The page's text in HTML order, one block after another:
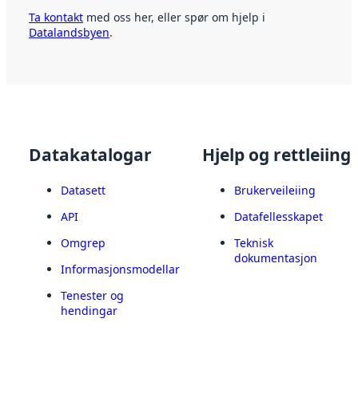
Ta kontakt med oss her, eller spør om hjelp i
Datalandsbyen.
Datakatalogar
Datasett
API
Omgrep
Informasjonsmodellar
Tenester og
hendingar
Hjelp og rettleiing
Brukerveileiing
Datafellesskapet
Teknisk
dokumentasjon